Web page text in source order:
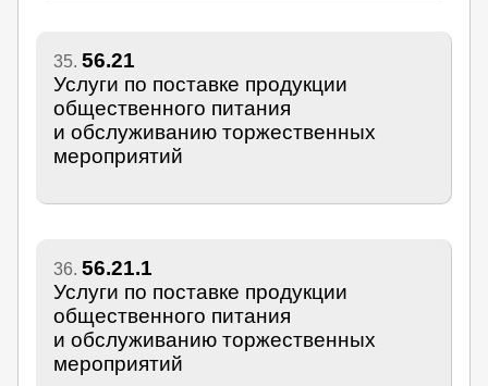
35. 56.21
Услуги по поставке продукции
общественного питания
и обслуживанию торжественных
мероприятий
36. 56.21.1
Услуги по поставке продукции
общественного питания
и обслуживанию торжественных
мероприятий